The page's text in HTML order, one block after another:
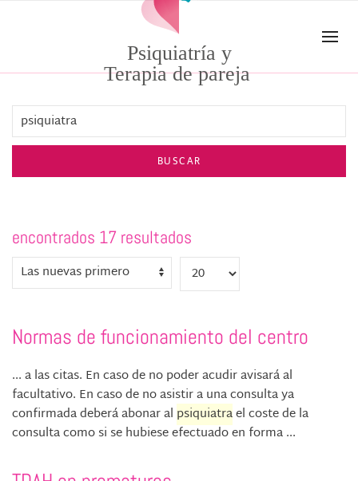
Skip to main contentPsiquiatría y
Terapia de pareja
BUSCAR
encontrados 17 resultados
Normas de funcionamiento del centro
... a las citas. En caso de no poder acudir avisará al
facultativo. En caso de no asistir a una consulta ya
confirmada deberá abonar al psiquiatrael coste de la
consulta como si se hubiese efectuado en forma ...